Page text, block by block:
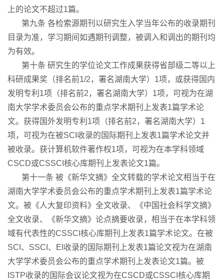
上的论文不超过1篇。
第九条 各检索源期刊以研究生入学当年公布的收录期刊
目录为准，学习期间如遇期刊调整，被调入和调出的期刊均
为有效。
第十条 研究生的学位论文工作成果获得省部级二等以上
科研成果奖（排名前1/2，署名湖南大学）1项，或获得国内
发明专利1项（排名前2，署名湖南大学）1项，可视为在湖
南大学学术委员会公布的重点学术期刊上发表1篇学术论
文。获得国外发明专利1项（排名前2，署名湖南大学）1
项，可视为在被SCI收录的国际期刊上发表1篇学术论文并
被收录。获计算机软件著作权1项，可视为在本学科领域
CSCD或CSSCI核心库期刊上发表论文1篇。
第十一条 被《新华文摘》全文转载的学术论文相当于在
湖南大学学术委员会公布的重点学术期刊上发表1篇学术论
文。被《人大复印资料》全文收录、《中国社会科学文摘》
全文收录、《新华文摘》论点摘要收录，相当于在本学科领
域有代表性的CSSCI核心库期刊上发表1篇学术论文。在被
SCI、SSCI、EI收录的国际期刊上发表1篇论文视为在湖南
大学学术委员会公布的重点学术期刊上发表论文1篇。被
ISTP收录的国际会议论文视为在CSCD或CSSCI核心库期